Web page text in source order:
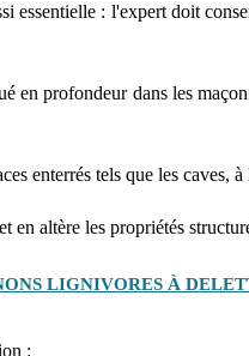
essentielle : l'expert doit
en profondeur dans les
enterrés tels que les caves,
en altère les propriétés
LIGNIVORES À
: